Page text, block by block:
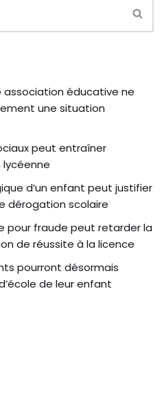
association éducative ne
une situation
peut entraîner
lycéenne
d’un enfant peut justifier
dérogation scolaire
pour fraude peut retarder la
de réussite à la licence
pourront désormais
de leur enfant